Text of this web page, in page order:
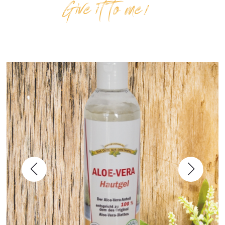
Give it to me!